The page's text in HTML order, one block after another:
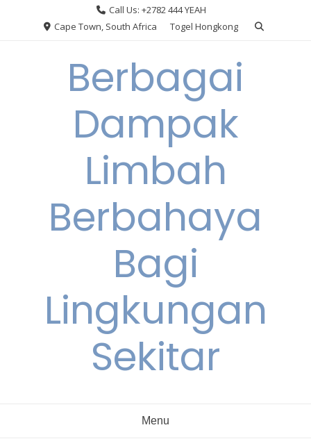
Call Us: +2782 444 YEAH
Cape Town, South Africa
Togel Hongkong
Berbagai
Dampak
Limbah
Berbahaya
Bagi
Lingkungan
Sekitar
Menu